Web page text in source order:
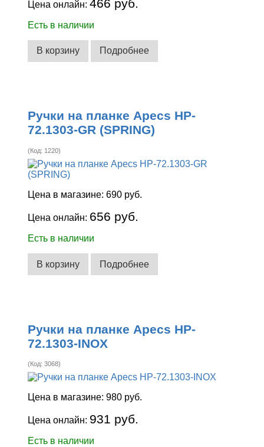
Цена онлайн:466 руб.
Есть в наличии
В корзину Подробнее
Ручки на планке Apecs HP-
72.1303-GR (SPRING)
(Код: 1220)
Цена в магазине:690 руб.
Цена онлайн: 656 руб.
Есть в наличии
В корзину Подробнее
Ручки на планке Apecs HP-
72.1303-INOX
(Код:3068)
Цена в магазине:980 руб.
Цена онлайн: 931 руб.
Есть в наличии